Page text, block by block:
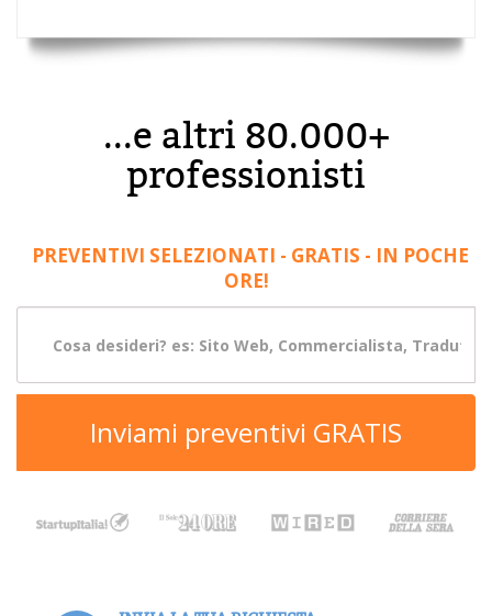
...e altri 80.000+
professionisti
PREVENTIVI SELEZIONATI - GRATIS - IN POCHE
ORE!
Inviami preventivi GRATIS